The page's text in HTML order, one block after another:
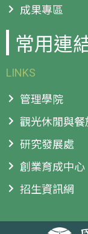
成果專區
常用連
LINKS
管理學院
觀光休閒與
研究發展處
創業育成中心
招生資訊網